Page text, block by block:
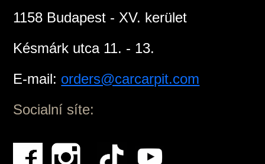
1158 Budapest - XV. kerület
Késmárk utca 11. - 13.
E-mail: orders@carcarpit.com
Socialní síte: